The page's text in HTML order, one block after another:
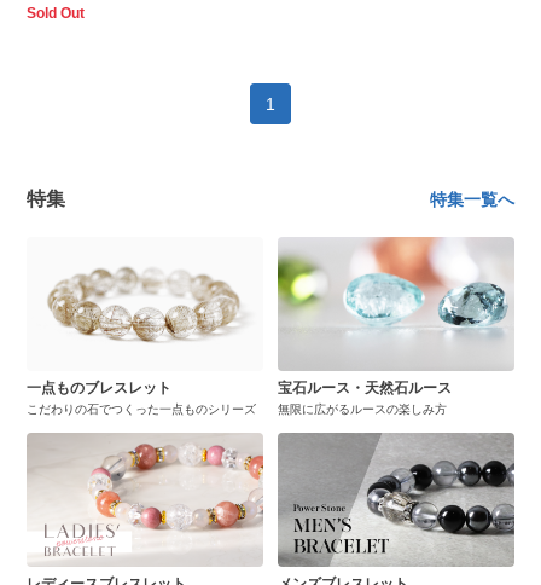
Sold Out
1
特集 特集一覧へ
一点ものブレスレット
こだわりの石でつくった一点ものシリーズ
宝石ルース・天然石ルース
無限に広がるルースの楽しみ方